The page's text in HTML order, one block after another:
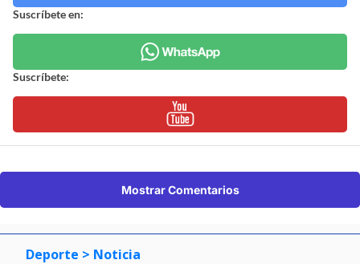
Suscríbete en:
Suscríbete:
Mostrar Comentarios
Deporte > Noticia